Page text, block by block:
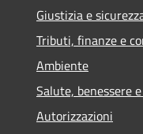
Giustizia e
Tributi, finanze e
Ambiente
Salute, benessere
Autorizzazioni